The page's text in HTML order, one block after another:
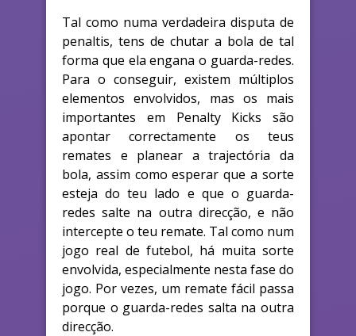
Tal como numa verdadeira disputa de
penaltis, tens de chutar a bola de tal
forma que ela engana o guarda-redes.
Para o conseguir, existem múltiplos
elementos envolvidos, mas os mais
importantes em Penalty Kicks são
apontar correctamente os teus
remates e planear a trajectória da
bola, assim como esperar que a sorte
esteja do teu lado e que o guarda-
redes salte na outra direcção, e não
intercepte o teu remate. Tal como num
jogo real de futebol, há muita sorte
envolvida, especialmente nesta fase do
jogo. Por vezes, um remate fácil passa
porque o guarda-redes salta na outra
direcção.